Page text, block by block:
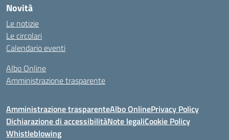
Novità
Le notizie
Le circolari
Calendario eventi
Albo Online
Amministrazione trasparente
Amministrazione trasparenteAlbo OnlinePrivacy Policy
Dichiarazione di accessibilitàNote legaliCookie Policy
Whistleblowing